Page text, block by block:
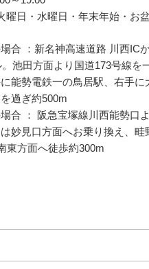
曜日・水曜日・年末年始・お盆
合 ：新名神高速道路 川西IC
池田方面より国道173号線を
能勢電鉄一の鳥居駅、右手に
過ぎ約500m
合 ： 阪急宝塚線川西能勢口
妙見口方面へお乗り換え、畦
東方面へ徒歩約300m